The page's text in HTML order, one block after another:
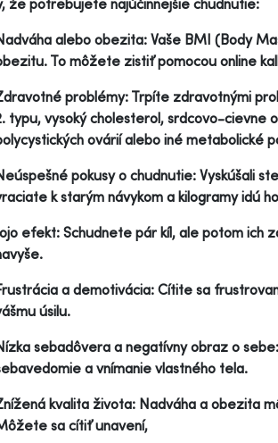
že potrebujete najúčinnejšie chudnutie:
alebo obezita: Vaše BMI (Body
To môžete zistiť pomocou online
problémy: Trpíte zdravotnými
typu, vysoký cholesterol, srdcovo-cievne
ovárií alebo iné metabolické
pokusy o chudnutie: Vyskúšali
k starým návykom a kilogramy idú
efekt: Schudnete pár kíl, ale potom ich
a demotivácia: Cítite sa
úsilu.
sebadôvera a negatívny obraz o
a vnímanie vlastného tela.
kvalita života: Nadváha a obezita
sa cítiť unavení,